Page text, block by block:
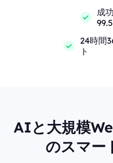
成
24時間
ト
AIと大規模
のスマー